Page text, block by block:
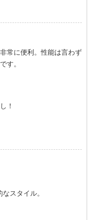
常に便利。性能は言わず
す。
！
スタイル。